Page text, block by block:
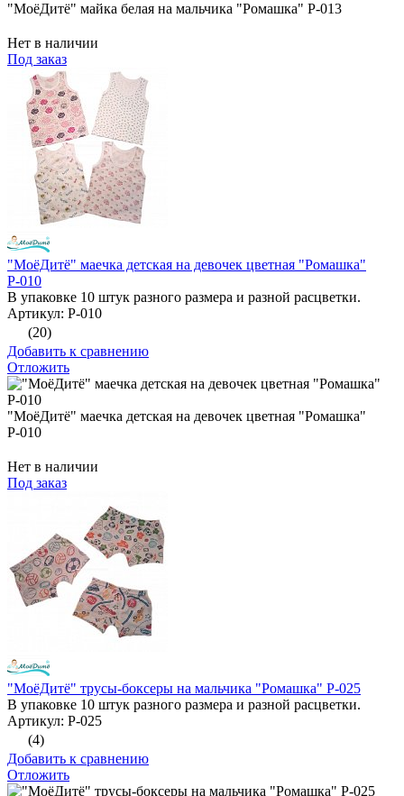
"МоёДитё" майка белая на мальчика "Ромашка" Р-013
Нет в наличии
Под заказ
"МоёДитё" маечка детская на девочек цветная "Ромашка"
Р-010
В упаковке 10 штук разного размера и разной расцветки.
Артикул: Р-010
(20)
Добавить к сравнению
Отложить
"МоёДитё" маечка детская на девочек цветная "Ромашка"
Р-010
Нет в наличии
Под заказ
"МоёДитё" трусы-боксеры на мальчика "Ромашка" Р-025
В упаковке 10 штук разного размера и разной расцветки.
Артикул: Р-025
(4)
Добавить к сравнению
Отложить